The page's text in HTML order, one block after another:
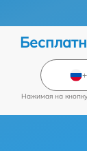
Нажимая на